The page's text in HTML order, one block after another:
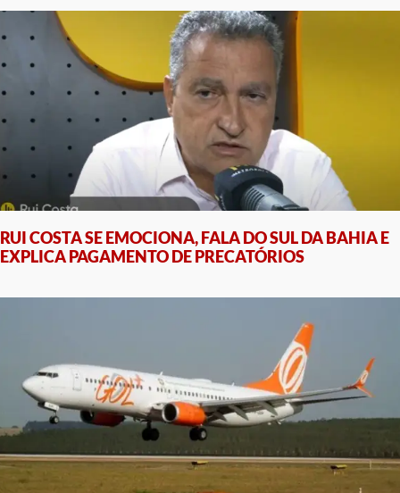
RUI COSTA SE EMOCIONA, FALA DO SUL DA BAHIA E
EXPLICA PAGAMENTO DE PRECATÓRIOS